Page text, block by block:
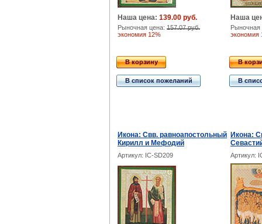
Наша цена: 139.00 руб.
Рыночная цена: 157.07 руб.
экономия 12%
Наша
экономия
В корзину
В список пожеланий
В
В
Икона: Свв. равноапостольный
Кирилл и Мефодий
Икона:
Артикул: IC-SD209 Артикул: